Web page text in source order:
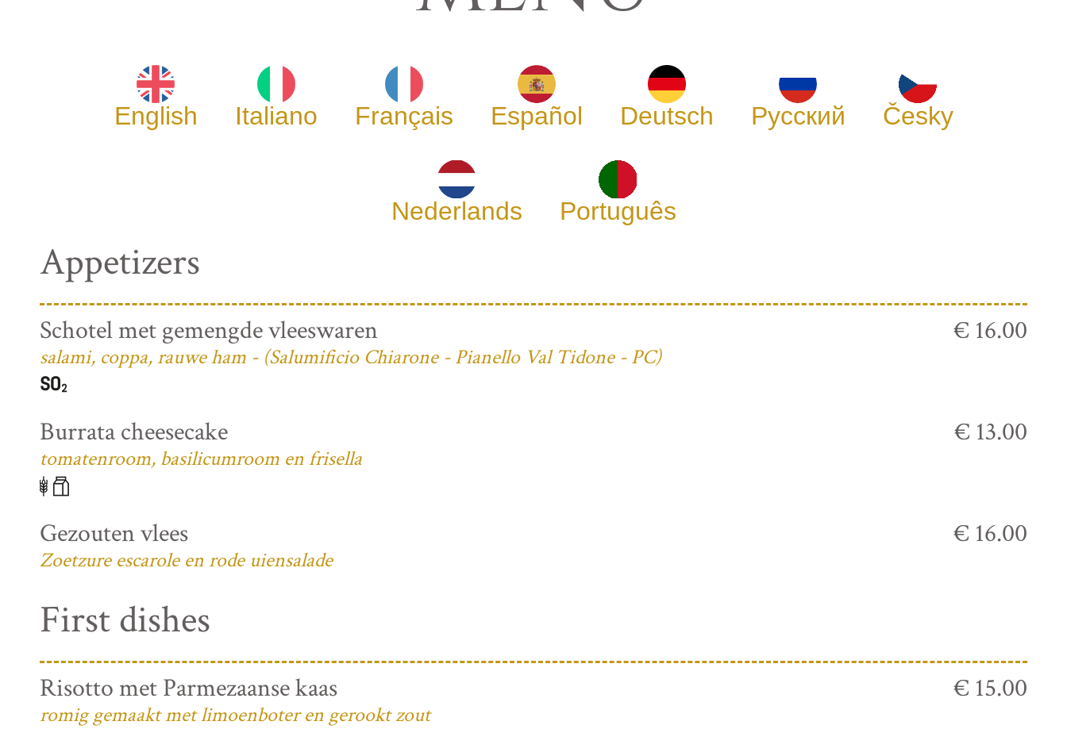
English Italiano Français Español Deutsch Русский Česky
Nederlands Português
Appetizers
Schotel met gemengde vleeswaren
salami, coppa, rauwe ham - (Salumificio Chiarone - Pianello Val Tidone - PC)
€ 16.00
Burrata cheesecake
tomatenroom, basilicumroom en frisella
€ 13.00
Gezouten vlees
Zoetzure escarole en rode uiensalade
€ 16.00
First dishes
Risotto met Parmezaanse kaas
romig gemaakt met limoenboter en gerookt zout
€ 15.00